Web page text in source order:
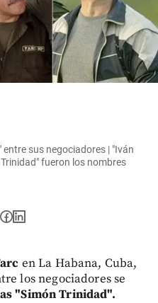
sus negociadores | "Iván
fueron los nombres
en La Habana, Cuba,
los negociadores se
"Simón Trinidad".